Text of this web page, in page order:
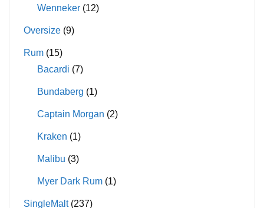
Wenneker (12)
Oversize (9)
Rum (15)
Bacardi (7)
Bundaberg (1)
Captain Morgan (2)
Kraken (1)
Malibu (3)
Myer Dark Rum (1)
SingleMalt (237)